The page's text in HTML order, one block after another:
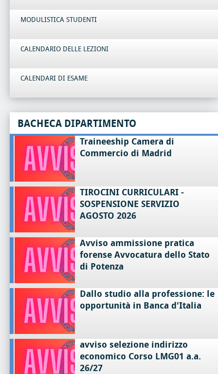
MODULISTICA STUDENTI
CALENDARIO DELLE LEZIONI
CALENDARI DI ESAME
BACHECA DIPARTIMENTO
Traineeship Camera di
Commercio di Madrid
TIROCINI CURRICULARI -
SOSPENSIONE SERVIZIO
AGOSTO 2026
Avviso ammissione pratica
forense Avvocatura dello Stato
di Potenza
Dallo studio alla professione: le
opportunità in Banca d'Italia
avviso selezione indirizzo
economico Corso LMG01 a.a.
26/27